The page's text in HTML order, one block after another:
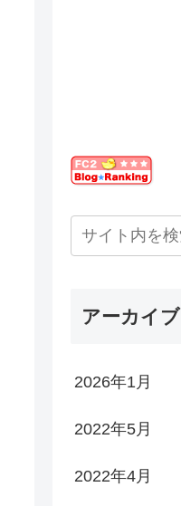
アーカイブ
2026年1月
2022年5月
2022年4月